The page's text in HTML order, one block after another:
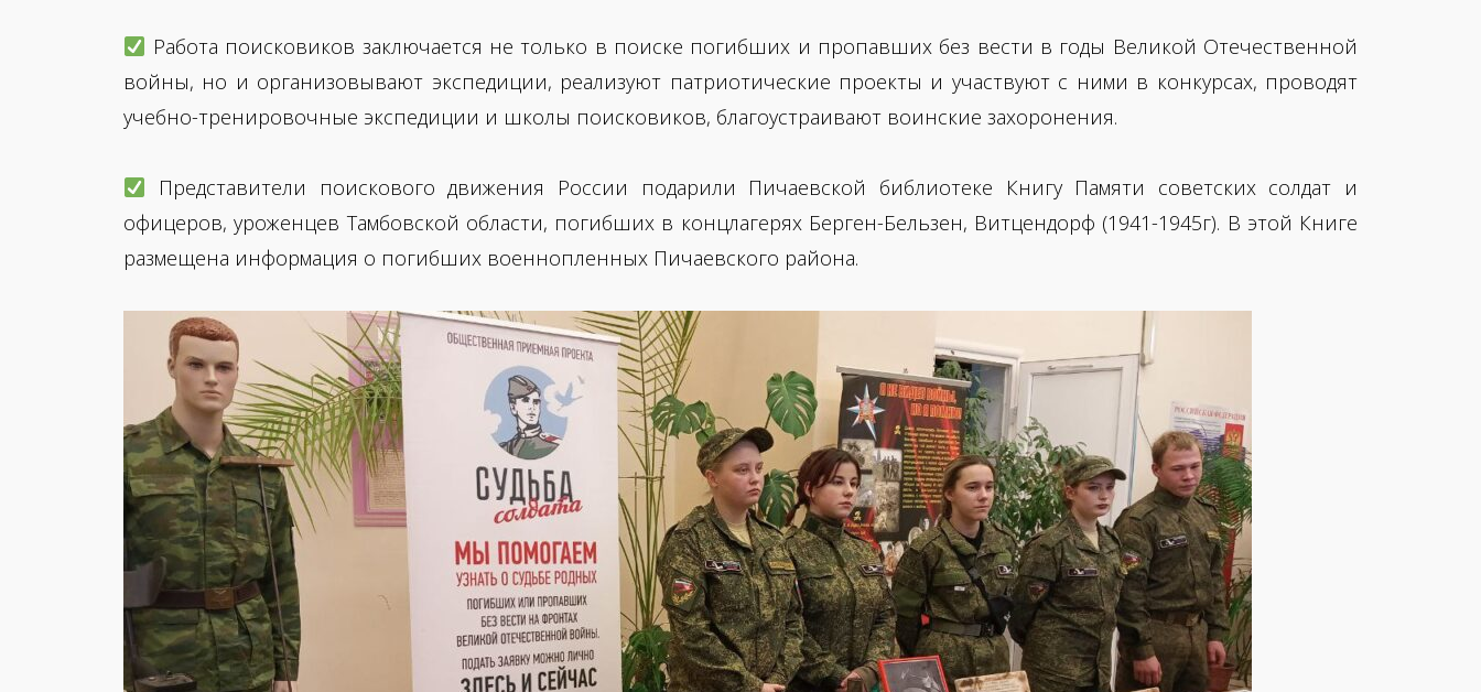
Работа поисковиков заключается не только в поиске погибших и пропавших без вести в годы Великой Отечественной
войны, но и организовывают экспедиции, реализуют патриотические проекты и участвуют с ними в конкурсах, проводят
учебно-тренировочные экспедиции и школы поисковиков, благоустраивают воинские захоронения.
Представители поискового движения России подарили Пичаевской библиотеке Книгу Памяти советских солдат и
офицеров, уроженцев Тамбовской области, погибших в концлагерях Берген-Бельзен, Витцендорф (1941-1945г). В этой Книге
размещена информация о погибших военнопленных Пичаевского района.